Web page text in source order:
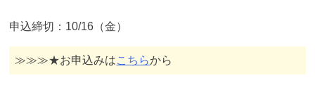
申込締切：10/16（金）
≫≫≫★お申込みはこちらから